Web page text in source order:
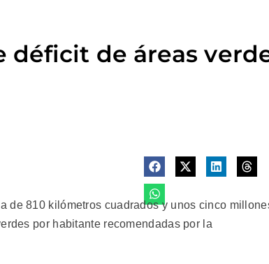
déficit de áreas
de 810 kilómetros cuadrados y unos cinco
por habitante recomendadas por la